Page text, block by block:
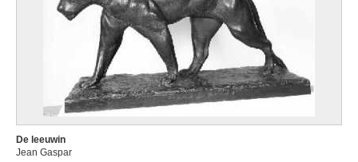
De leeuwin
Jean Gaspar